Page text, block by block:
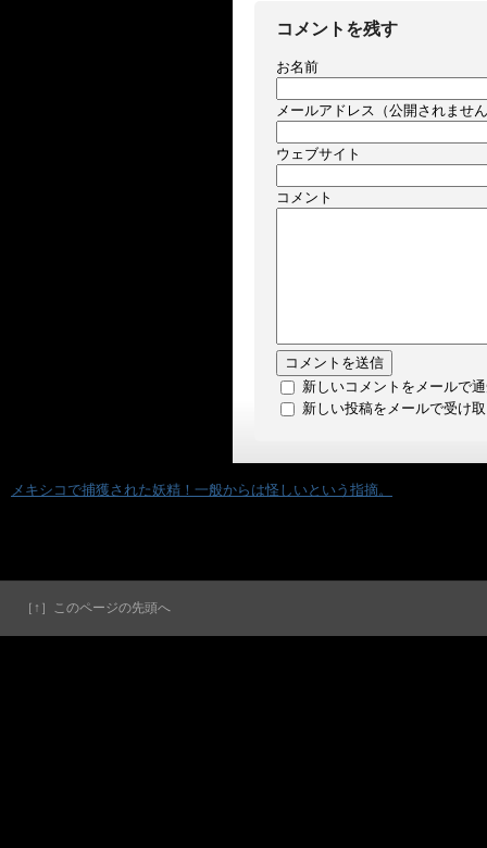
コメントを残す
お名前
メールアドレス（公開されませ
ウェブサイト
コメント
新しいコメントをメールで
新しい投稿をメールで受け
メキシコで捕獲された妖精！一般からは怪しいという指摘。
［↑］このページの先頭へ